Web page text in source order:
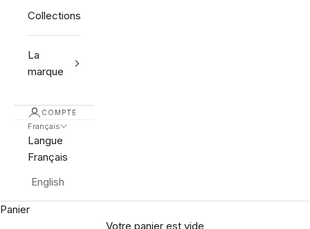
Collections
La
marque
COMPTE
Français
Langue
Français
English
Panier
Votre panier est vide